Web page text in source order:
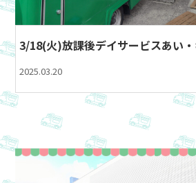
3/18(火)放課後デイサービスあい
2025.03.20